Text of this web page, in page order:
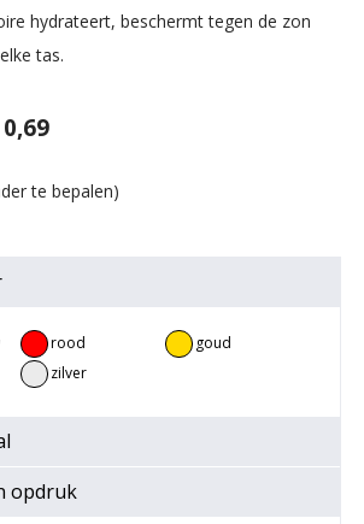
hydrateert, beschermt tegen de zon
tas.
rood
goud
zilver
opdruk